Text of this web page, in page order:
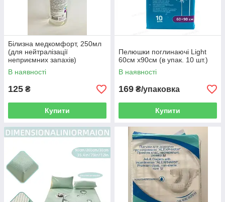
Білизна медкомфорт, 250мл
(для нейтралізації
неприємних запахів)
В наявності
125 ₴
Купити
Пелюшки поглинаючі Light
60см х90см (в упак. 10 шт.)
В наявності
169 ₴/упаковка
Купити